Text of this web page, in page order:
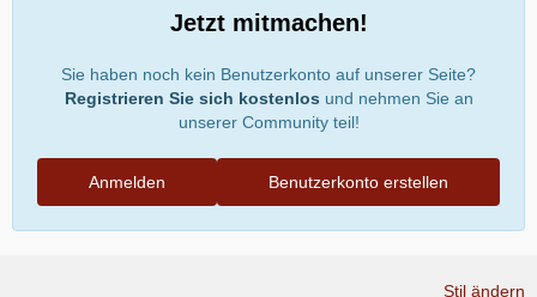
Jetzt mitmachen!
Sie haben noch kein Benutzerkonto auf unserer Seite?
Registrieren Sie sich kostenlos und nehmen Sie an
unserer Community teil!
Benutzerkonto erstellen
Anmelden
Stil ändern